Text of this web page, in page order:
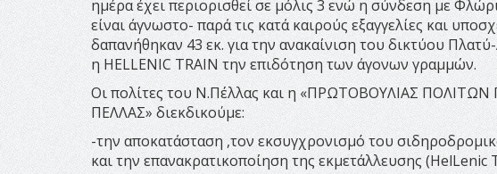
ημέρα έχει περιορισθεί σε μόλις 3 ενώ η σύνδεση με
είναι άγνωστο- παρά τις κατά καιρούς εξαγγελίες και
δαπανήθηκαν 43 εκ. για την ανακαίνιση του δικτύου
η HELLENIC TRAIN την επιδότηση των άγονων γραμμών.
Οι πολίτες του Ν.Πέλλας και η «ΠΡΩΤΟΒΟΥΛΙΑΣ
ΠΕΛΛΑΣ» διεκδικούμε:
-την αποκατάσταση ,τον εκσυγχρονισμό του
και την επανακρατικοποίηση της εκμετάλλευσης (HelLenic